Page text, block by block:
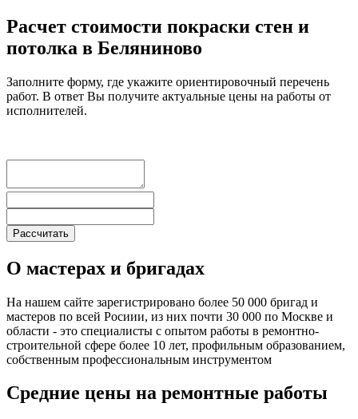
Расчет стоимости покраски стен и
потолка в Беляниново
Заполните форму, где укажите ориентировочный перечень
работ. В ответ Вы получите актуальные цены на работы от
исполнителей.
О мастерах и бригадах
На нашем сайте зарегистрировано более 50 000 бригад и
мастеров по всей Росиии, из них почти 30 000 по Москве и
области - это специалисты с опытом работы в ремонтно-
строительной сфере более 10 лет, профильным образованием,
собственным профессиональным инструментом
Средние цены на ремонтные работы